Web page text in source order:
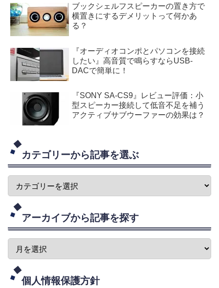
ブックシェルフスピーカーの置き方で
横置きにするデメリットって何かあ
る？
『オーディオコンポとパソコンを接続
したい』高音質で鳴らすならUSB-
DACで簡単に！
『SONY SA-CS9』レビュー評価：小
型スピーカー接続して低音不足を補う
アクティブサブウーファーの効果は？
カテゴリーから記事を選ぶ
アーカイブから記事を探す
個人情報保護方針